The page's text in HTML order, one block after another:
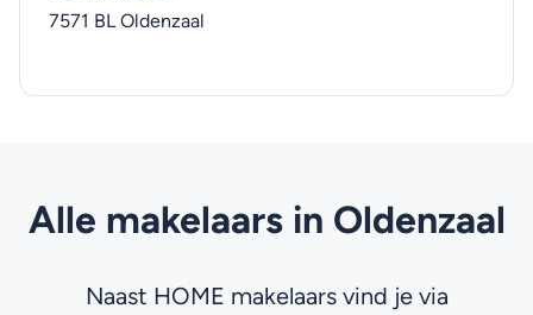
7571 BL Oldenzaal
Alle makelaars in Oldenzaal
Naast HOME makelaars vind je via